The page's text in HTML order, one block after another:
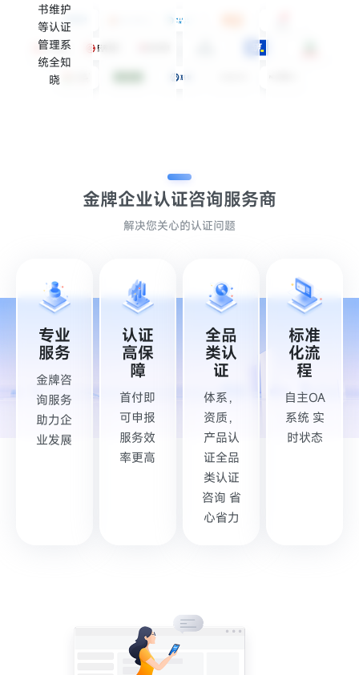
书维护
等认证
管理系
统全知
晓
金牌企业认证咨询服务商
解决您关心的认证问题
专业
服务
金牌咨
询服务
助力企
业发展
认证
高保
障
首付即
可申报
服务效
率更高
全品
类认
证
体系，
资质，
产品认
证全品
类认证
咨询 省
心省力
标准
化流
程
自主OA
系统 实
时状态